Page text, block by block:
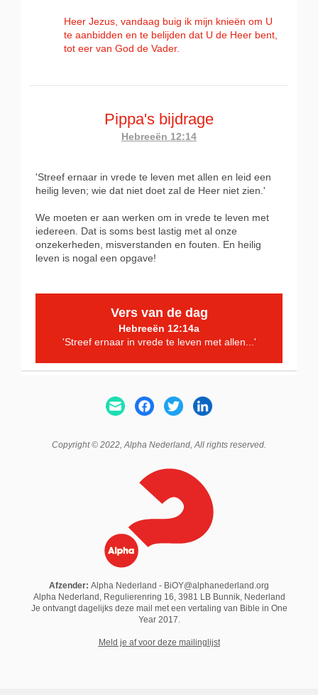
Heer Jezus, vandaag buig ik mijn knieën om U
te aanbidden en te belijden dat U de Heer bent,
tot eer van God de Vader.
Pippa's bijdrage
Hebreeën 12:14
'Streef ernaar in vrede te leven met allen en leid een
heilig leven; wie dat niet doet zal de Heer niet zien.'
We moeten er aan werken om in vrede te leven met
iedereen. Dat is soms best lastig met al onze
onzekerheden, misverstanden en fouten. En heilig
leven is nogal een opgave!
Vers van de dag
Hebreeën 12:14a
'Streef ernaar in vrede te leven met allen...'
Copyright © 2022,Alpha Nederland, All rights reserved.
Afzender: Alpha Nederland - BiOY@alphanederland.org
Alpha Nederland, Regulierenring 16, 3981 LB Bunnik, Nederland
Je ontvangt dagelijks deze mail met een vertaling van Bible in One
Year 2017.
Meld je af voor deze mailinglijst